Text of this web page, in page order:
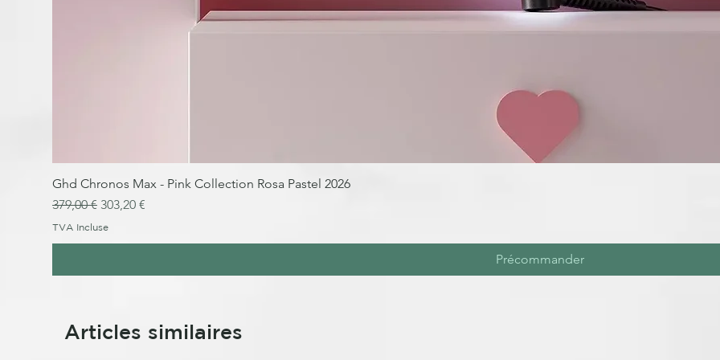
Ghd Chronos Max - Pink Collection Rosa Pastel 2026
Prix original
379,00 € Prix promotionnel
303,20 €
TVA Incluse
Précommander
Articles similaires